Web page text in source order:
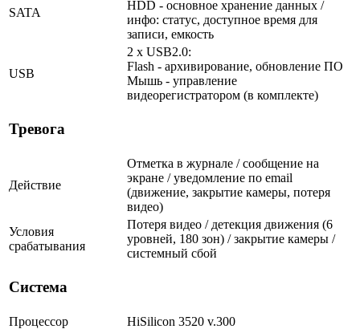
SATA
HDD - основное хранение данных /
инфо: статус, доступное время для
записи, емкость
USB
2 x USB2.0:
Flash - архивирование, обновление ПО
Мышь - управление
видеорегистратором (в комплекте)
Тревога
Действие
Отметка в журнале / сообщение на
экране / уведомление по email
(движение, закрытие камеры, потеря
видео)
Условия
срабатывания
Потеря видео / детекция движения (6
уровней, 180 зон) / закрытие камеры /
системный сбой
Система
Процессор HiSilicon 3520 v.300